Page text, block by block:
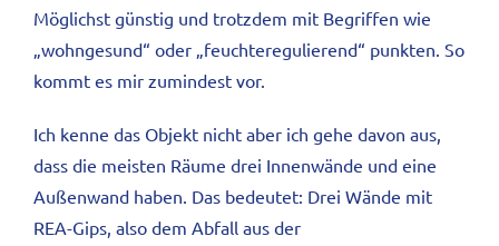
Möglichst günstig und trotzdem mit Begriffen wie
„wohngesund“ oder „feuchteregulierend“ punkten. So
kommt es mir zumindest vor.
Ich kenne das Objekt nicht aber ich gehe davon aus,
dass die meisten Räume drei Innenwände und eine
Außenwand haben. Das bedeutet: Drei Wände mit
REA-Gips, also dem Abfall aus der